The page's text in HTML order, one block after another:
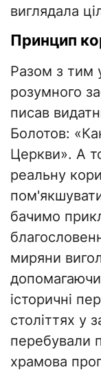
виглядала
Принцип
Разом з тим
розумного
писав
Болотов:
Церкви». А
реальну
бачимо
миряни
допомагаючи
історичні
століттях у
перебували
храмова